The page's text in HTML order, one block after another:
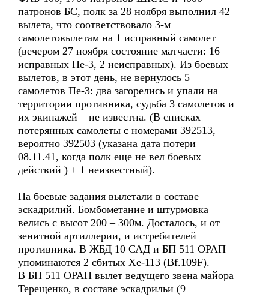
патронов БС, полк за 28 ноября выполнил 42
вылета, что соответствовало 3-м
самолетовылетам на 1 исправный самолет
(вечером 27 ноября состояние матчасти: 16
исправных Пе-3, 2 неисправных). Из боевых
вылетов, в этот день, не вернулось 5
самолетов Пе-3: два загорелись и упали на
территории противника, судьба 3 самолетов и
их экипажей – не известна. (В списках
потерянных самолеты с номерами 392513,
вероятно 392503 (указана дата потери
08.11.41, когда полк еще не вел боевых
действий ) + 1 неизвестный).
На боевые задания вылетали в составе
эскадрилий. Бомбометание и штурмовка
велись с высот 200 – 300м. Досталось, и от
зенитной артиллерии, и истребителей
противника. В ЖБД 10 САД и БП 511 ОРАП
упоминаются 2 сбитых Хе-113 (Bf.109F).
В БП 511 ОРАП вылет ведущего звена майора
Терещенко, в составе эскадрильи (9